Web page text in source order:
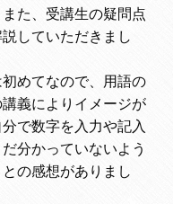
た、受講生の疑問点
していただきまし
めてなので、用語の
義によりイメージが
で数字を入力や記入
分かっていないよう
の感想がありまし